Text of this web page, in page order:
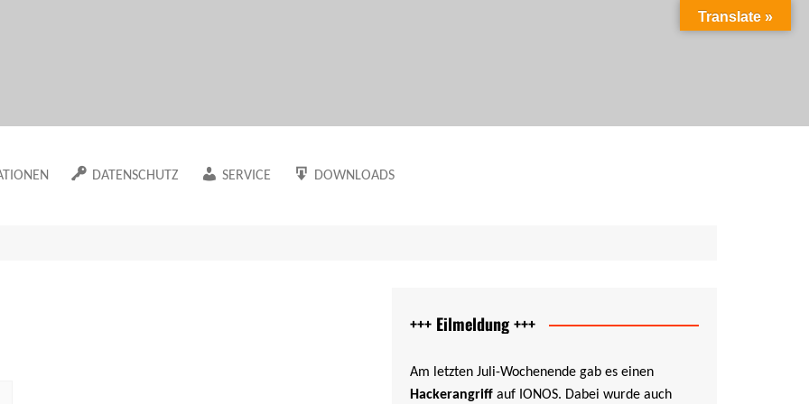
DATENSCHUTZ SERVICE DOWNLOADS
+++ Eilmeldung +++
Am letzten Juli-Wochenende gab es einen
Hackerangriff auf IONOS. Dabei wurde auch
Translate »